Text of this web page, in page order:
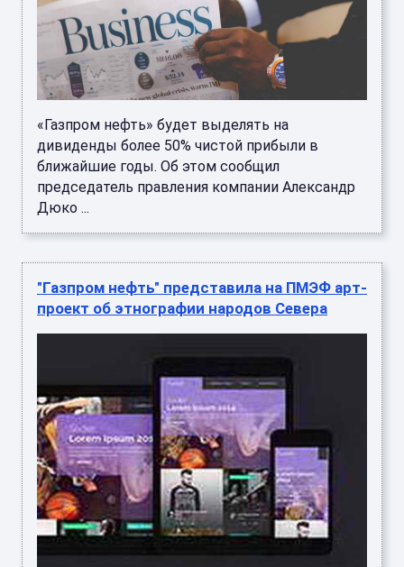
«Газпром нефть» будет выделять на
дивиденды более 50% чистой прибыли в
ближайшие годы. Об этом сообщил
председатель правления компании Александр
Дюко ...
"Газпром нефть" представила на ПМЭФ арт-
проект об этнографии народов Севера